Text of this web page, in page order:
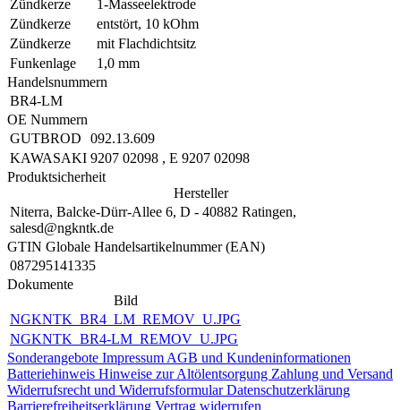
Zündkerze
1-Masseelektrode
Zündkerze
entstört, 10 kOhm
Zündkerze
mit Flachdichtsitz
Funkenlage
1,0 mm
Handelsnummern
BR4-LM
OE Nummern
GUTBROD
092.13.609
KAWASAKI 9207 02098 , E 9207 02098
Produktsicherheit
Hersteller
Niterra, Balcke-Dürr-Allee 6, D - 40882 Ratingen,
salesd@ngkntk.de
GTIN Globale Handelsartikelnummer (EAN)
087295141335
Dokumente
Bild
NGKNTK_BR4_LM_REMOV_U.JPG
NGKNTK_BR4-LM_REMOV_U.JPG
Sonderangebote Impressum AGB und Kundeninformationen
Batteriehinweis Hinweise zur Altölentsorgung Zahlung und Versand
Widerrufsrecht und WiderrufsformularDatenschutzerklärung
Barrierefreiheitserklärung Vertrag widerrufen